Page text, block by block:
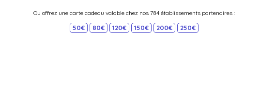
Ou offrez une carte cadeau valable chez nos 784 établissements partenaires :
50€ 80€ 120€ 150€ 200€ 250€